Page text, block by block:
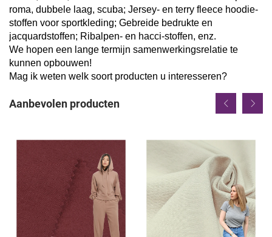
roma, dubbele laag, scuba; Jersey- en terry fleece hoodie-
stoffen voor sportkleding; Gebreide bedrukte en
jacquardstoffen; Ribalpen- en hacci-stoffen, enz.
We hopen een lange termijn samenwerkingsrelatie te
kunnen opbouwen!
Mag ik weten welk soort producten u interesseren?
Aanbevolen producten